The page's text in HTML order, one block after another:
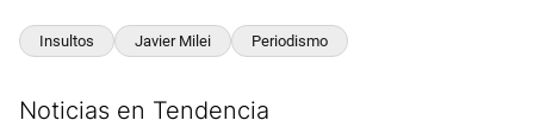
Insultos Javier Milei Periodismo
Noticias en Tendencia